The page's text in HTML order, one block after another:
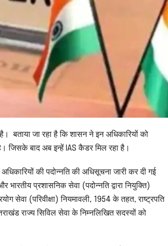
बताया जा रहा है कि शासन ने इन अधिकारियों को
जिसके बाद अब इन्हें IAS कैडर मिल रहा है।
की पदोन्नति की अधिसूचना जारी कर दी गई
प्रशासनिक सेवा (पदोन्नति द्वारा नियुक्ति)
सेवा (परिवीक्षा) नियमावली, 1954 के तहत, राष्ट्रपति
राज्य सिविल सेवा के निम्नलिखित सदस्यों को